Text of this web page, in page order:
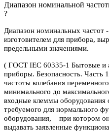
Диапазон номинальной
?
Диапазон номинальных частот
изготовителем для прибора,
предельными значениями.
( ГОСТ IEC 60335-1 Бытовые и
приборы. Безопасность. Часть
частоты колебания
минимального до
входные клеммы оборудования
требуемого для нормального
оборудования, при котором
выдавать заявленные